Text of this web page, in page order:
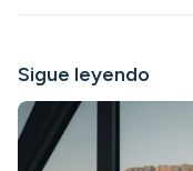
Sigue leyendo